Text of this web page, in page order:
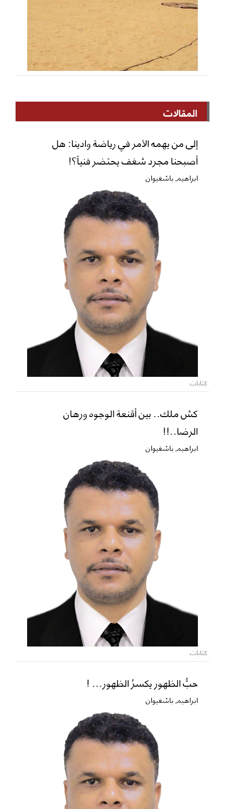
المقالات
إلى من يهمه الأمر في رياضة وادينا: هل
أصبحنا مجرد شغف يحتضر فنياً؟!
ابراهيم باشغيوان
كتابات
كش ملك.. بين أقنعة الوجوه ورهان
الرضا..!!
ابراهيم باشغيوان
كتابات
حبُّ الظهور يكسرُ الظهور... !
ابراهيم باشغيوان